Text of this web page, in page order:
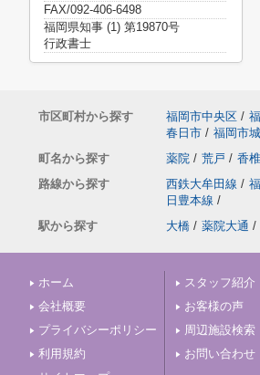
FAX/092-406-6498
福岡県知事 (1) 第19870号
行政書士
市区町村から探す 福岡市中央区 /
春日市 / 福岡市
町名から探す
薬院 / 荒戸 / 香
路線から探す
西鉄大牟田線 /
日豊本線 /
駅から探す
大橋 / 薬院大通 /
ホーム
会社概要
プライバシーポリシー
利用規約
スタッフ紹介
お客様の声
周辺施設検索
お問い合わせ